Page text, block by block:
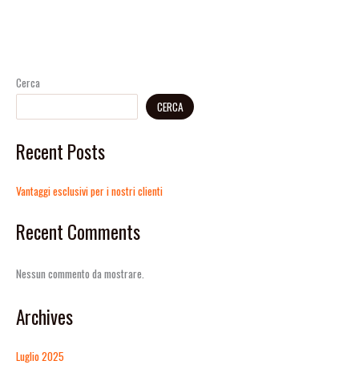
Cerca
CERCA
Recent Posts
Vantaggi esclusivi per i nostri clienti
Recent Comments
Nessun commento da mostrare.
Archives
Luglio 2025